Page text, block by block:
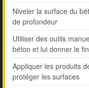
Niveler la surface du
de profondeur
Utiliser des outils
béton et lui donner le
Appliquer les produits
protéger les surfaces